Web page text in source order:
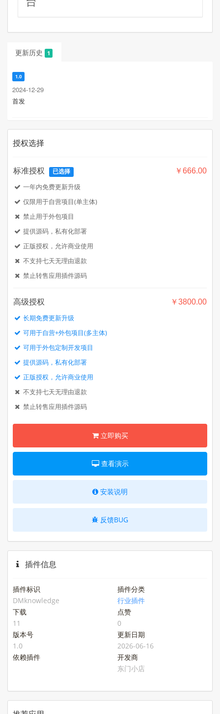
更新历史 1
1.0
2024-12-29
首发
授权选择
标准授权 已选择 ￥666.00
一年内免费更新升级
仅限用于自营项目(单主体)
禁止用于外包项目
提供源码，私有化部署
正版授权，允许商业使用
不支持七天无理由退款
禁止转售应用插件源码
高级授权 ￥3800.00
长期免费更新升级
可用于自营+外包项目(多主体)
可用于外包定制开发项目
提供源码，私有化部署
正版授权，允许商业使用
不支持七天无理由退款
禁止转售应用插件源码
立即购买
查看演示
安装说明
反馈BUG
插件信息
插件标识
DMknowledge
插件分类
行业插件
下载
11
点赞
0
版本号
1.0
更新日期
2026-06-16
依赖插件
开发商
东门小店